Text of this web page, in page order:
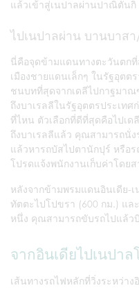
แล้วเข้าสู่เนปาลผ่านปาณิตันกิ
ไปเนปาลผ่าน บานบาส
นี่คือจุดข้ามแดนทางตะวันตกที่
เมืองชายแดนเล็กๆ ในรัฐอุต
ชนบทที่สุดจากเดลีไปกาฐมา
ถึงบาเรลลีในรัฐอุตตรประเท
ที่ไหน ตัวเลือกที่ดีที่สุดคือไปเด
ถึงบาเรลลีแล้ว คุณสามารถนั่
แล้วหารถบัสไปตานักปุร์ หรือ
โปรดแจ้งพนักงานเก็บค่าโดย
หลังจากข้ามพรมแดนอินเดีย-
ทัตตะไปโปขรา (600 กม.) แ
หนึ่ง คุณสามารถขับรถไปแล้
จากอินเดียไปเนปาล
เส้นทางรถไฟหลักที่วิ่งระหว่าง